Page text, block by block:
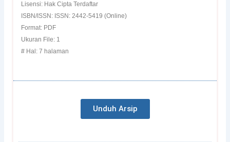
Lisensi: Hak Cipta Terdaftar
ISBN/ISSN: ISSN: 2442-5419 (Online)
Format: PDF
Ukuran File: 1
# Hal: 7 halaman
Unduh Arsip